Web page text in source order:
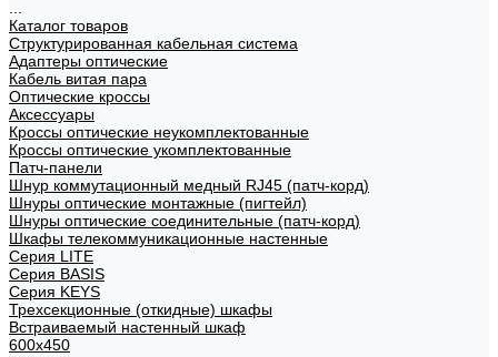
Каталог товаров
Структурированная кабельная система
Адаптеры оптические
Кабель витая пара
Оптические кроссы
Аксессуары
Кроссы оптические неукомплектованные
Кроссы оптические укомплектованные
Патч-панели
Шнур коммутационный медный RJ45 (патч-корд)
Шнуры оптические монтажные (пигтейл)
Шнуры оптические соединительные (патч-корд)
Шкафы телекоммуникационные настенные
Cерия LITE
Cерия BASIS
Cерия KEYS
Трехсекционные (откидные) шкафы
Встраиваемый настенный шкаф
600x450